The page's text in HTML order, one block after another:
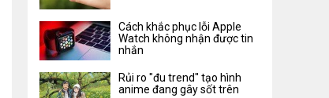
Cách khắc phục lỗi Apple
Watch không nhận được tin
nhắn
Rủi ro "đu trend" tạo hình
anime đang gây sốt trên